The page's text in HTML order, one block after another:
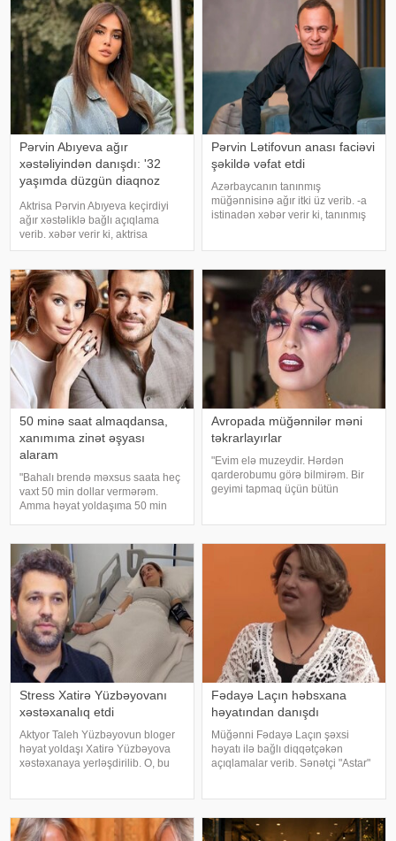
Pərvin Abıyeva ağır
xəstəliyindən danışdı: '32
yaşımda düzgün diaqnoz
Aktrisa Pərvin Abıyeva keçirdiyi
ağır xəstəliklə bağlı açıqlama
verib. xəbər verir ki, aktrisa
axlorhidriya xəstəliyindən əziyyət
diaqnoz qoyula bilmədiyini
bildirib. "Bu əməliyyat
Azərbaycand
Pərvin Lətifovun anası faciəvi
şəkildə vəfat etdi
Azərbaycanın tanınmış
müğənnisinə ağır itki üz verib. -a
istinadən xəbər verir ki, tanınmış
məxsus bağ sahəsində çalışarkən
əlinə bata
50 minə saat almaqdansa,
xanımıma zinət əşyası
alaram
"Bahalı brendə məxsus saata heç
vaxt 50 min dollar vermərəm.
Amma həyat yoldaşıma 50 min
istinadən xəbər verir ki, bu sözləri
Xalq artisti Emin Ağalaro
Avropada müğənnilər məni
təkrarlayırlar
"Evim elə muzeydir. Hərdən
qarderobumu görə bilmirəm. Bir
geyimi tapmaq üçün bütün
bildirir ki, bu sözləri Əməkdar artis
Stress Xatirə Yüzbəyovanı
xəstəxanalıq etdi
Aktyor Taleh Yüzbəyovun bloger
həyat yoldaşı Xatirə Yüzbəyova
xəstəxanaya yerləşdirilib. O, bu
qidalandım, nə düzgün yatdım.
Gördü
Fədayə Laçın həbsxana
həyatından danışdı
Müğənni Fədayə Laçın şəxsi
həyatı ilə bağlı diqqətçəkən
açıqlamalar verib. Sənətçi "Astar"
xəyanət etdikdən sonra
valideynlər